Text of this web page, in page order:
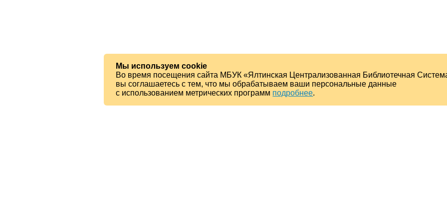
Мы используем cookie
Во время посещения сайта МБУК «Ялтинская Централизованная Библиотечная
вы соглашаетесь с тем, что мы обрабатываем ваши персональные данные
с использованием метрических программ подробнее.